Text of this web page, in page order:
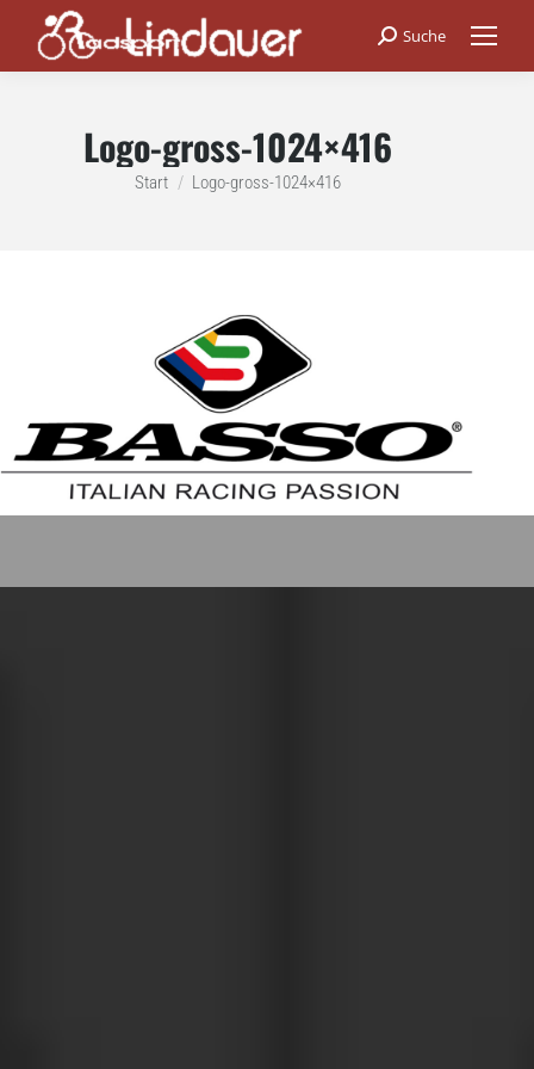
Search:
Suche
Logo-gross-1024×416
Sie befinden sich hier:
Start Logo-gross-1024×416